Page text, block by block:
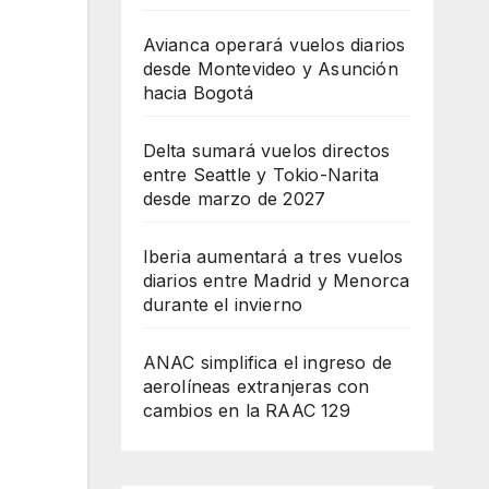
Avianca operará vuelos diarios
desde Montevideo y Asunción
hacia Bogotá
Delta sumará vuelos directos
entre Seattle y Tokio-Narita
desde marzo de 2027
Iberia aumentará a tres vuelos
diarios entre Madrid y Menorca
durante el invierno
ANAC simplifica el ingreso de
aerolíneas extranjeras con
cambios en la RAAC 129